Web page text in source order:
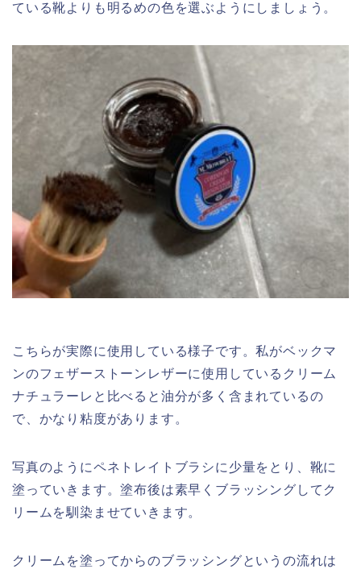
ている靴よりも明るめの色を選ぶようにしましょう。
こちらが実際に使用している様子です。私がベックマ
ンのフェザーストーンレザーに使用しているクリーム
ナチュラーレと比べると油分が多く含まれているの
で、かなり粘度があります。
写真のようにペネトレイトブラシに少量をとり、靴に
塗っていきます。塗布後は素早くブラッシングしてク
リームを馴染ませていきます。
クリームを塗ってからのブラッシングというの流れは